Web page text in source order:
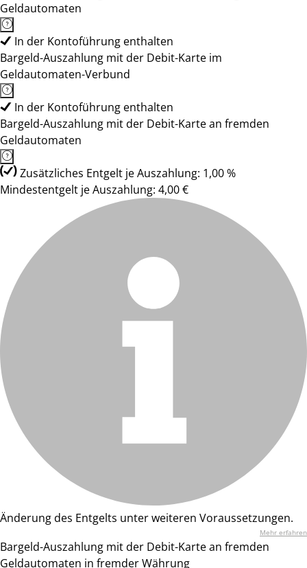
Geldautomaten
In der Kontoführung enthalten
Bargeld-Auszahlung mit der Debit-Karte im
Geldautomaten-Verbund
In der Kontoführung enthalten
Bargeld-Auszahlung mit der Debit-Karte an fremden
Geldautomaten
Zusätzliches Entgelt je Auszahlung: 1,00 %
Mindestentgelt je Auszahlung: 4,00 €
Änderung des Entgelts unter weiteren Voraussetzungen.
Mehr erfahren
Bargeld-Auszahlung mit der Debit-Karte an fremden
Geldautomaten in fremder Währung